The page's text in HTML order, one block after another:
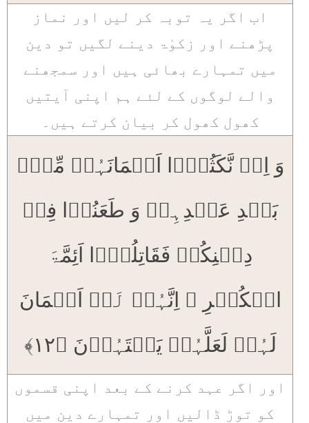
اب اگر یہ توبہ کر لیں اور نماز
پڑھنے اور زکوٰۃ دینے لگیں تو دین
میں تمہارے بھائی ہیں اور سمجھنے
والے لوگوں کے لئے ہم اپنی آیتیں
کھول کھول کر بیان کرتے ہیں۔
وَ اِنۡ نَّکَثُوۡۤا اَیۡمَانَہُمۡ مِّنۡۢ
بَعۡدِ عَہۡدِہِمۡ وَ طَعَنُوۡا فِیۡ
دِیۡنِکُمۡ فَقَاتِلُوۡۤا اَئِمَّۃَ
الۡکُفۡرِ ۙ اِنَّہُمۡ لَاۤ اَیۡمَانَ
لَہُمۡ لَعَلَّہُمۡ یَنۡتَہُوۡنَ ﴿۱۲﴾
اور اگر عہد کرنے کے بعد اپنی قسموں
کو توڑ ڈالیں اور تمہارے دین میں